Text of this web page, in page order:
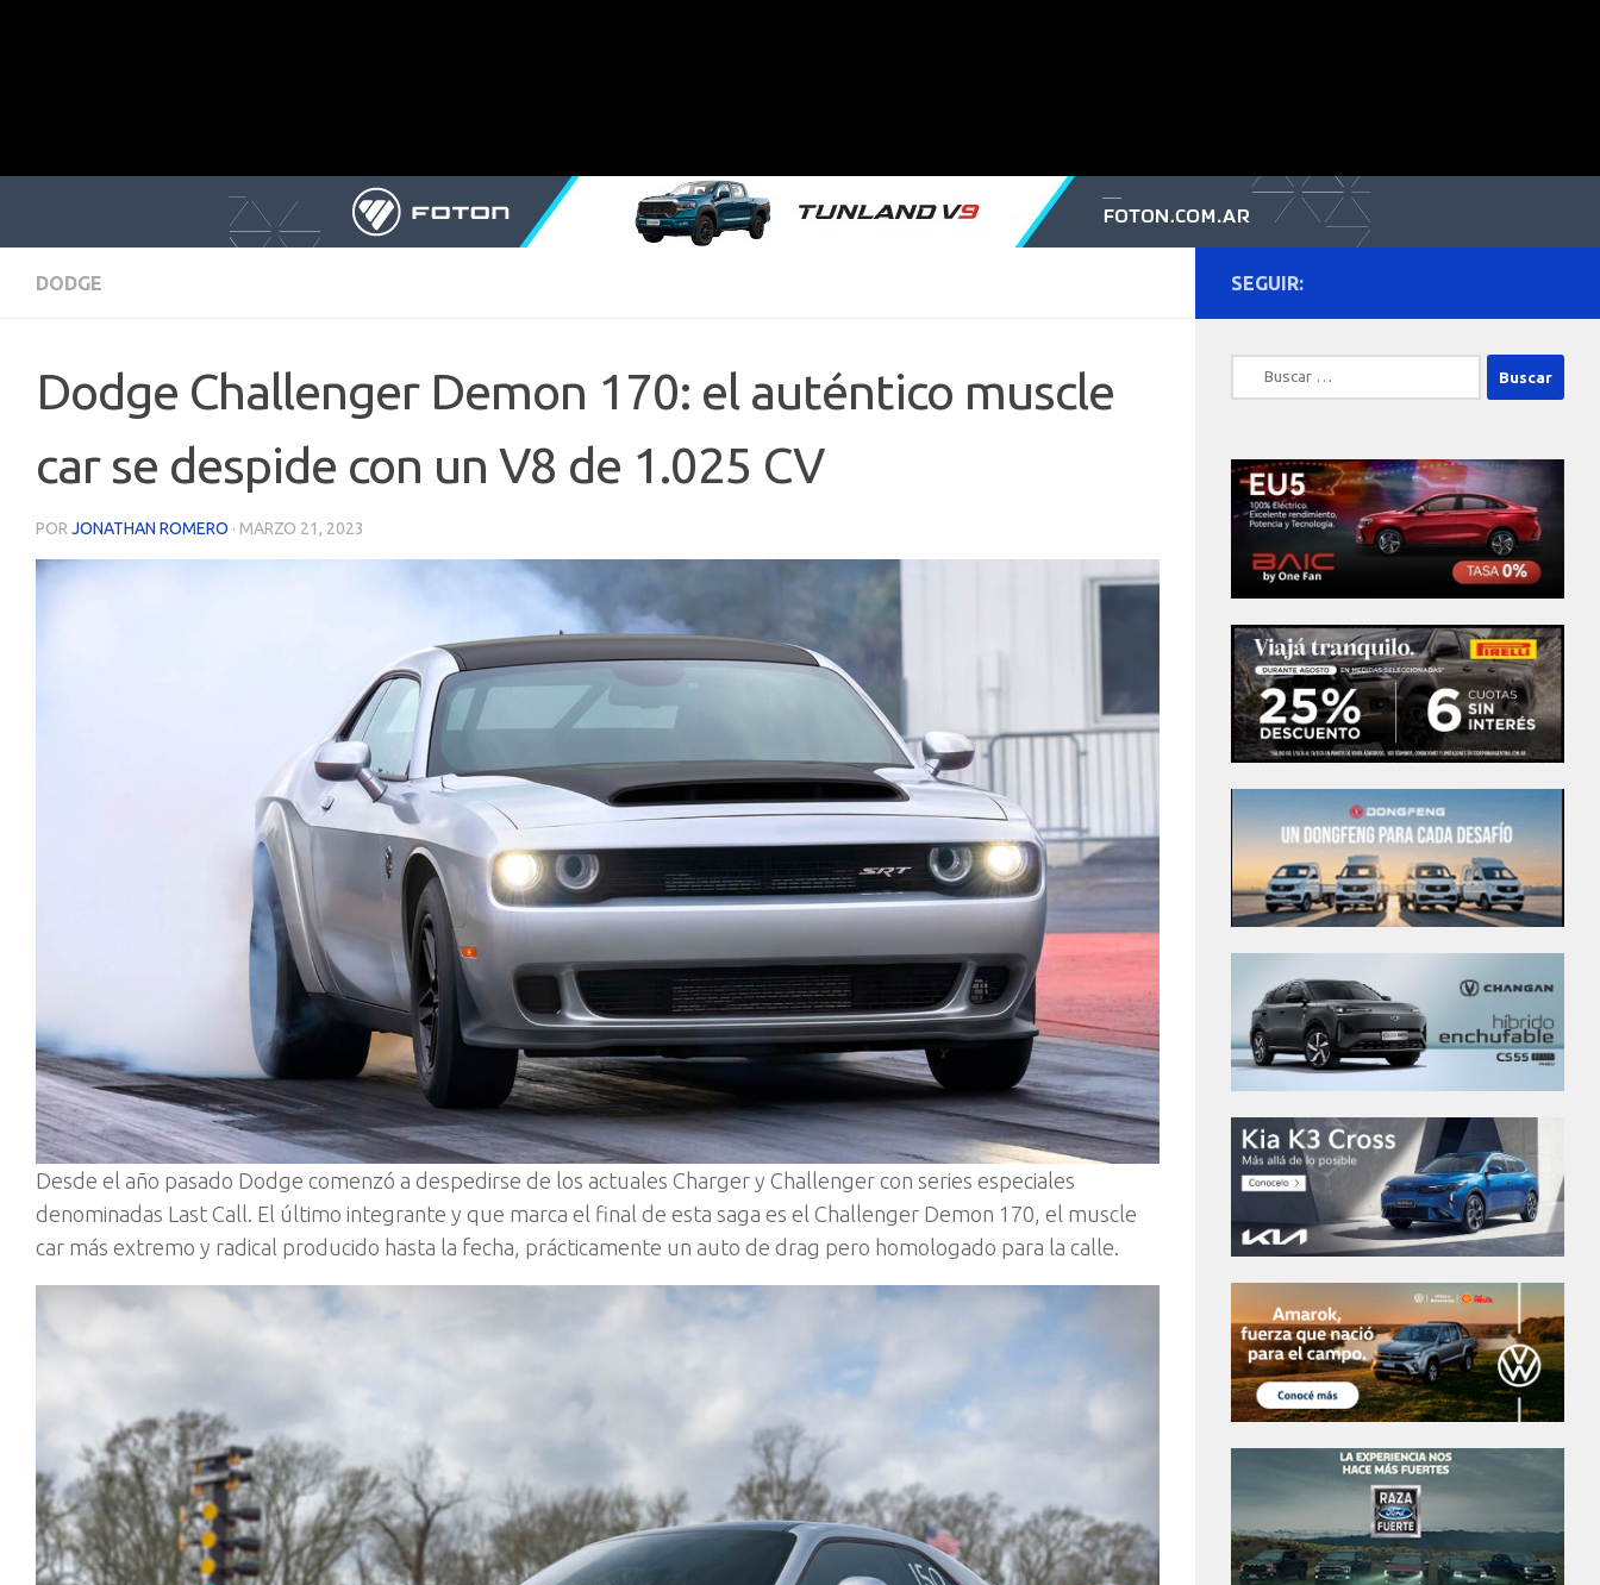
DODGE
Dodge Challenger Demon 170: el auténtico muscle
car se despide con un V8 de 1.025 CV
POR JONATHAN ROMERO · MARZO 21, 2023
Desde el año pasado Dodge comenzó a despedirse de los actuales Charger y Challenger con series especiales
denominadas Last Call. El último integrante y que marca el final de esta saga es el Challenger Demon 170, el muscle
car más extremo y radical producido hasta la fecha, prácticamente un auto de drag pero homologado para la calle.
SEGUIR:
Buscar: